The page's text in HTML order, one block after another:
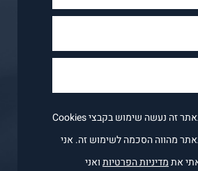
לידיעתכם, באתר זה נעשה שימוש בקבצי Cookies
מהווה הסכמה לשימוש זה. אני
אתמדיניות הפרטיותואני